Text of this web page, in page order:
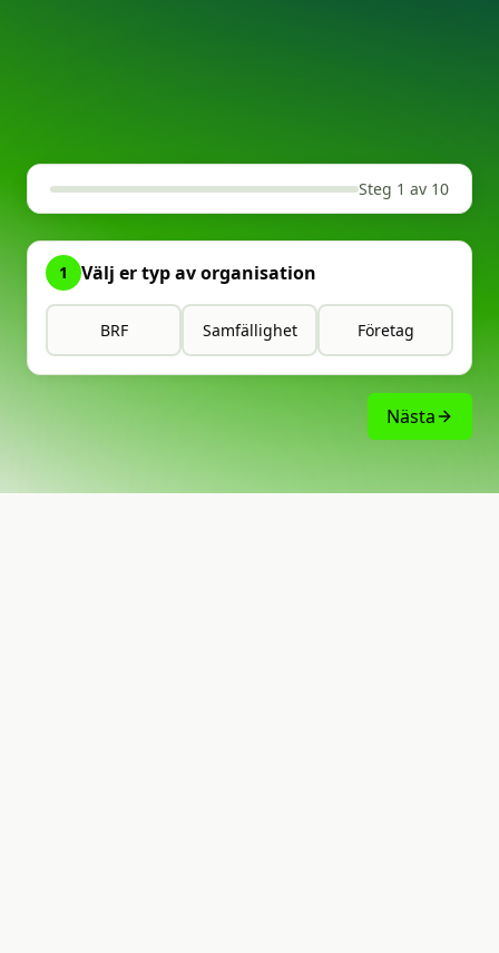
Steg 1 av 10
1 Välj er typ av organisation
BRF Samfällighet Företag
Nästa